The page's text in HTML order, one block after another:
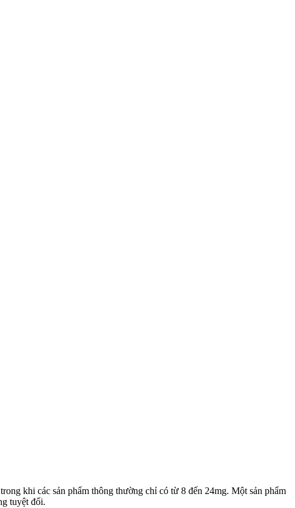
khi các sản phẩm thông thường chỉ có từ 8 đến 24mg. Một sản phẩm
tuyệt đối.